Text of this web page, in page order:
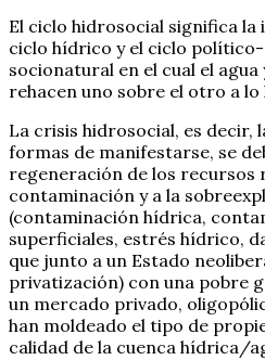
El ciclo hidrosocial significa
ciclo hídrico y el ciclo
socionatural en el cual el agua
rehacen uno sobre el otro a
La crisis hidrosocial, es decir,
formas de manifestarse, se
regeneración de los recursos
contaminación y a la
(contaminación hídrica,
superficiales, estrés hídrico,
que junto a un Estado
privatización) con una pobre
un mercado privado,
han moldeado el tipo de
calidad de la cuenca hídrica/